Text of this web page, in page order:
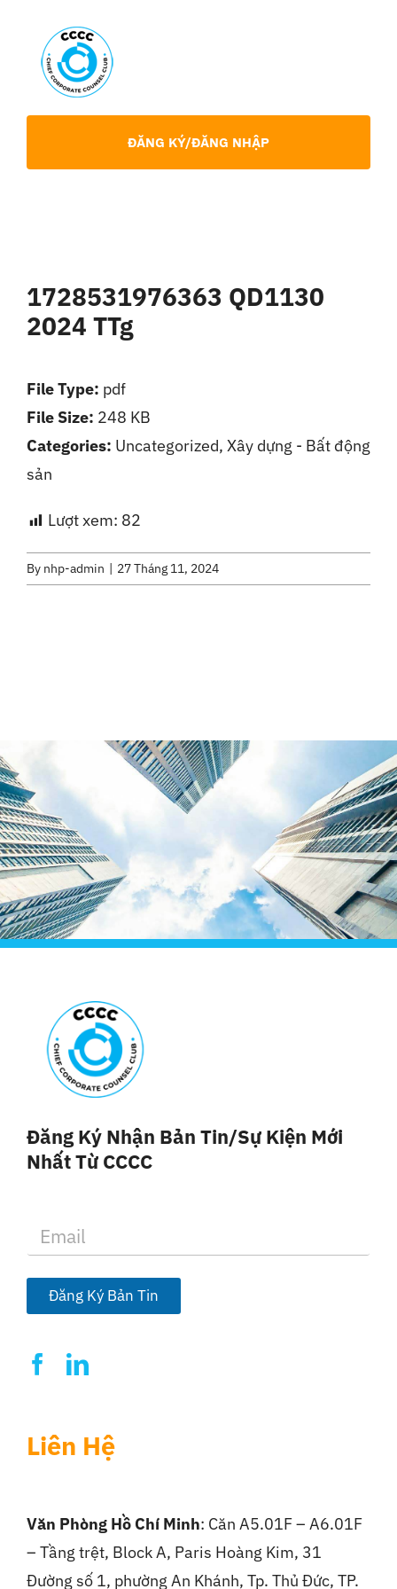
content
Chia Sẻ Chuyên Môn
Liên Hệ
ĐĂNG KÝ/ĐĂNG NHẬP
1728531976363 QD1130
2024 TTg
Lượt xem: 82
File Type: pdf
File Size: 248 KB
Categories: Uncategorized, Xây dựng - Bất động
sản
By nhp-admin 27 Tháng 11, 2024
Đăng Ký Nhận Bản Tin/sự Kiện Mới
Nhất Từ CCCC
a
i
*
Đăng Ký Bản Tin
Liên Hệ
Văn Phòng Hồ Chí Minh: Căn A5.01F – A6.01F
– Tầng trệt, Block A, Paris Hoàng Kim, 31
Đường số 1, phường An Khánh, Tp. Thủ Đức, TP.